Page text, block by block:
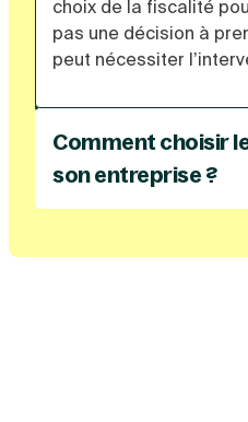
choix de la fiscalité
pas une décision à
peut nécessiter
Comment choisir
son entreprise ?
En France, il existe
sociétés.